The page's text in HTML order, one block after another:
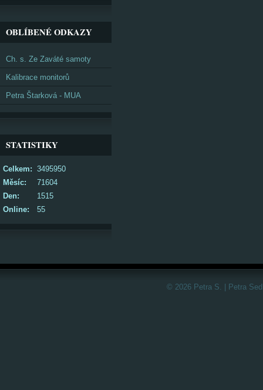
OBLÍBENÉ ODKAZY
Ch. s. Ze Zaváté samoty
Kalibrace monitorů
Petra Štarková - MUA
STATISTIKY
Online: 55
Celkem: 3495950
Měsíc:
71604
Den:
1515
© 2026 Petra S. | Petra